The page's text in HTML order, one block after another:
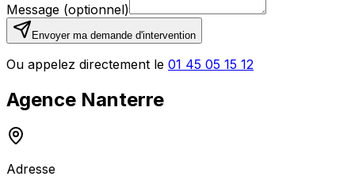
Message (optionnel)
Envoyer ma demande d'intervention
Ou appelez directement le 01 45 05 15 12
Agence Nanterre
Adresse